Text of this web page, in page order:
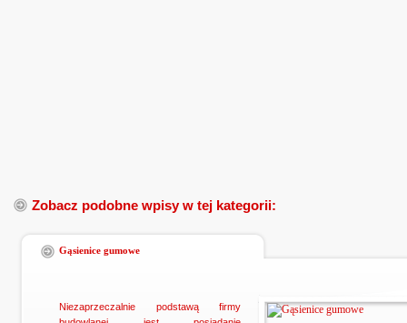
Zobacz podobne wpisy w tej kategorii:
Gąsienice gumowe
Niezaprzeczalnie podstawą firmy